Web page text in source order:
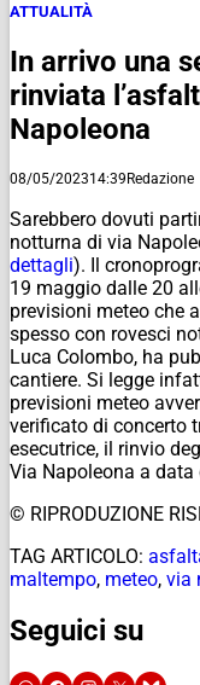
ATTUALITÀ
In arrivo una
rinviata
Napoleona
08/05/202314:39Redazione
Sarebbero dovuti
notturna di via
dettagli). Il
19 maggio dalle 20
previsioni meteo che
spesso con rovesci
Luca Colombo, ha
cantiere. Si legge
previsioni meteo
verificato di concerto
esecutrice, il rinvio
Via Napoleona a data
© RIPRODUZIONE
TAG ARTICOLO:
maltempo, meteo, via
Seguici su